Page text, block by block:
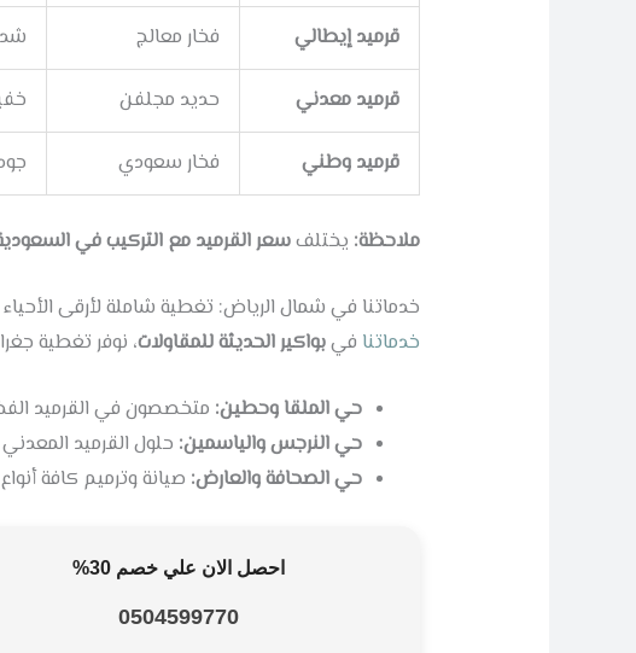
قرميد إيطالي فخار معالج
قرميد معدني حديد مجلفن
قرميد وطني فخار سعودي
ملاحظة: يختلفسعر القرميد مع التركيب في
خدماتنا في شمال الرياض: تغطية شاملة لأرقى الأحياء
خدماتنا فيبواكير الحديثة للمقاولات، نوفر تغطية
حي الملقا وحطين: متخصصون في القرميد
حي النرجس والياسمين: حلول القرميد
حي الصحافة والعارض: صيانة وترميم كافة
احصل الان علي خصم 30%
0504599770